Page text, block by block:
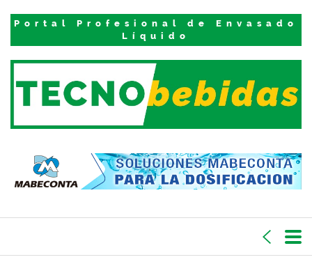
Portal Profesional de Envasado
Líquido